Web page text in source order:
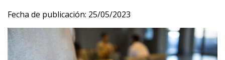
Fecha de publicación: 25/05/2023